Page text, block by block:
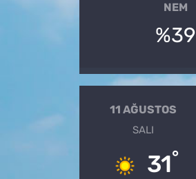
NEM
%39
11 AĞUSTOS
SALI
31°